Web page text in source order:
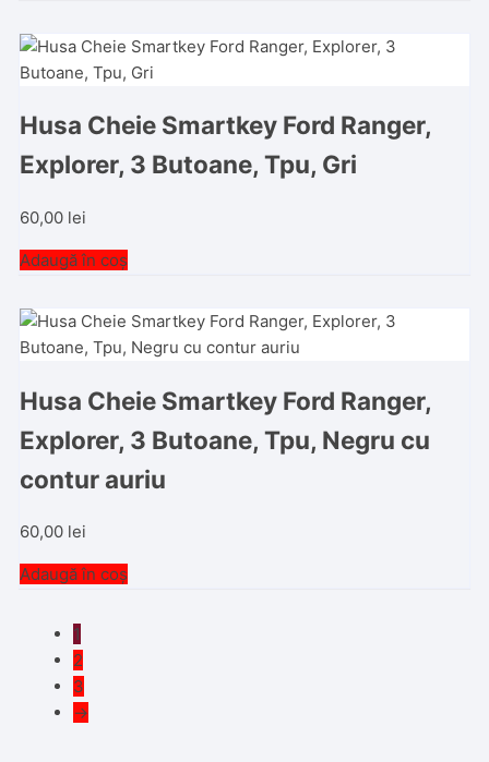
Husa Cheie Smartkey Ford Ranger,
Explorer, 3 Butoane, Tpu, Gri
60,00 lei
Adaugă în coș
Husa Cheie Smartkey Ford Ranger,
Explorer, 3 Butoane, Tpu, Negru cu
contur auriu
60,00 lei
Adaugă în coș
1
2
3
→